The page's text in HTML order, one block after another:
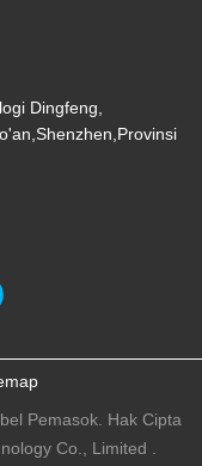
Dingfeng,
Pemasok. Hak Cipta
Co., Limited .